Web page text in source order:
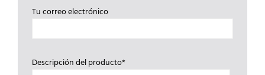
Tu correo electrónico
Descripción del producto*